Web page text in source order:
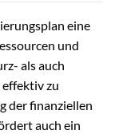
eine
und
als auch
zu
der finanziellen
auch ein